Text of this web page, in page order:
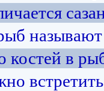
костей в